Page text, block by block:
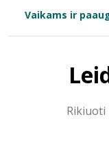
Bibliotekoms
Vaikams ir
Rikiuoti